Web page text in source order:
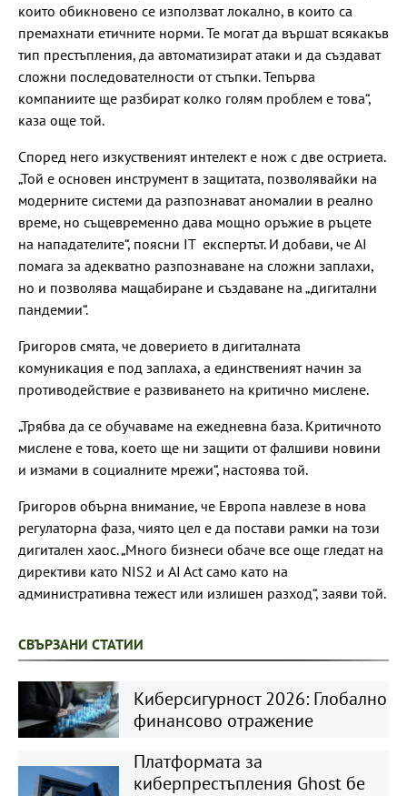
които обикновено се използват локално, в които са
премахнати етичните норми. Те могат да вършат всякакъв
тип престъпления, да автоматизират атаки и да създават
сложни последователности от стъпки. Тепърва
компаниите ще разбират колко голям проблем е това“,
каза още той.
Според него изкуственият интелект е нож с две остриета.
„Той е основен инструмент в защитата, позволявайки на
модерните системи да разпознават аномалии в реално
време, но същевременно дава мощно оръжие в ръцете
на нападателите“, поясни IT експертът. И добави, че AI
помага за адекватно разпознаване на сложни заплахи,
но и позволява мащабиране и създаване на „дигитални
пандемии“.
Григоров смята, че доверието в дигиталната
комуникация е под заплаха, а единственият начин за
противодействие е развиването на критично мислене.
„Трябва да се обучаваме на ежедневна база. Критичното
мислене е това, което ще ни защити от фалшиви новини
и измами в социалните мрежи“, настоява той.
Григоров обърна внимание, че Европа навлезе в нова
регулаторна фаза, чиято цел е да постави рамки на този
дигитален хаос. „Много бизнеси обаче все още гледат на
директиви като NIS2 и AI Act само като на
административна тежест или излишен разход“, заяви той.
СВЪРЗАНИ СТАТИИ
Киберсигурност 2026: Глобално
финансово отражение
Платформата за
киберпрестъпления Ghost бе